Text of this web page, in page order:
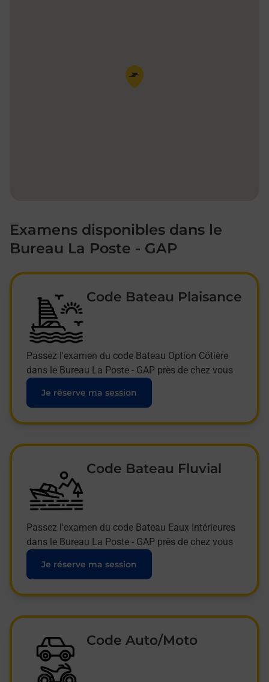
Pin de la carte
Examens disponibles dans le
Bureau La Poste - GAP
Code Bateau Plaisance
Passez l'examen du code Bateau Option Côtière
dans le Bureau La Poste - GAP près de chez vous
Je réserve ma session
Code Bateau Fluvial
Passez l'examen du code Bateau Eaux Intérieures
dans le Bureau La Poste - GAP près de chez vous
Je réserve ma session
Code Auto/Moto